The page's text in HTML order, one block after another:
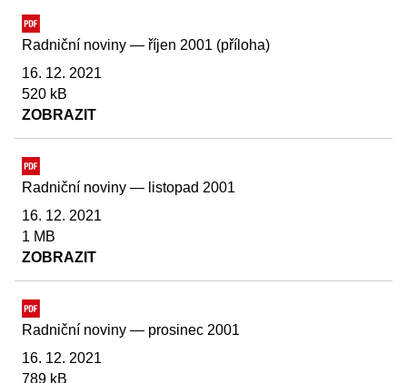
Radniční noviny — říjen 2001 (příloha)
16. 12. 2021
520 kB
ZOBRAZIT
Radniční noviny — listopad 2001
16. 12. 2021
1 MB
ZOBRAZIT
Radniční noviny — prosinec 2001
16. 12. 2021
789 kB